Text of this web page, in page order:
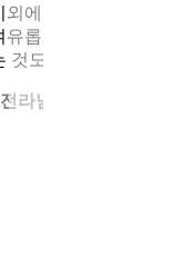
외에도 총 4만여 점
유롭게 둘러보며 오
것도 좋겠다.
전라남도 목포시 남농